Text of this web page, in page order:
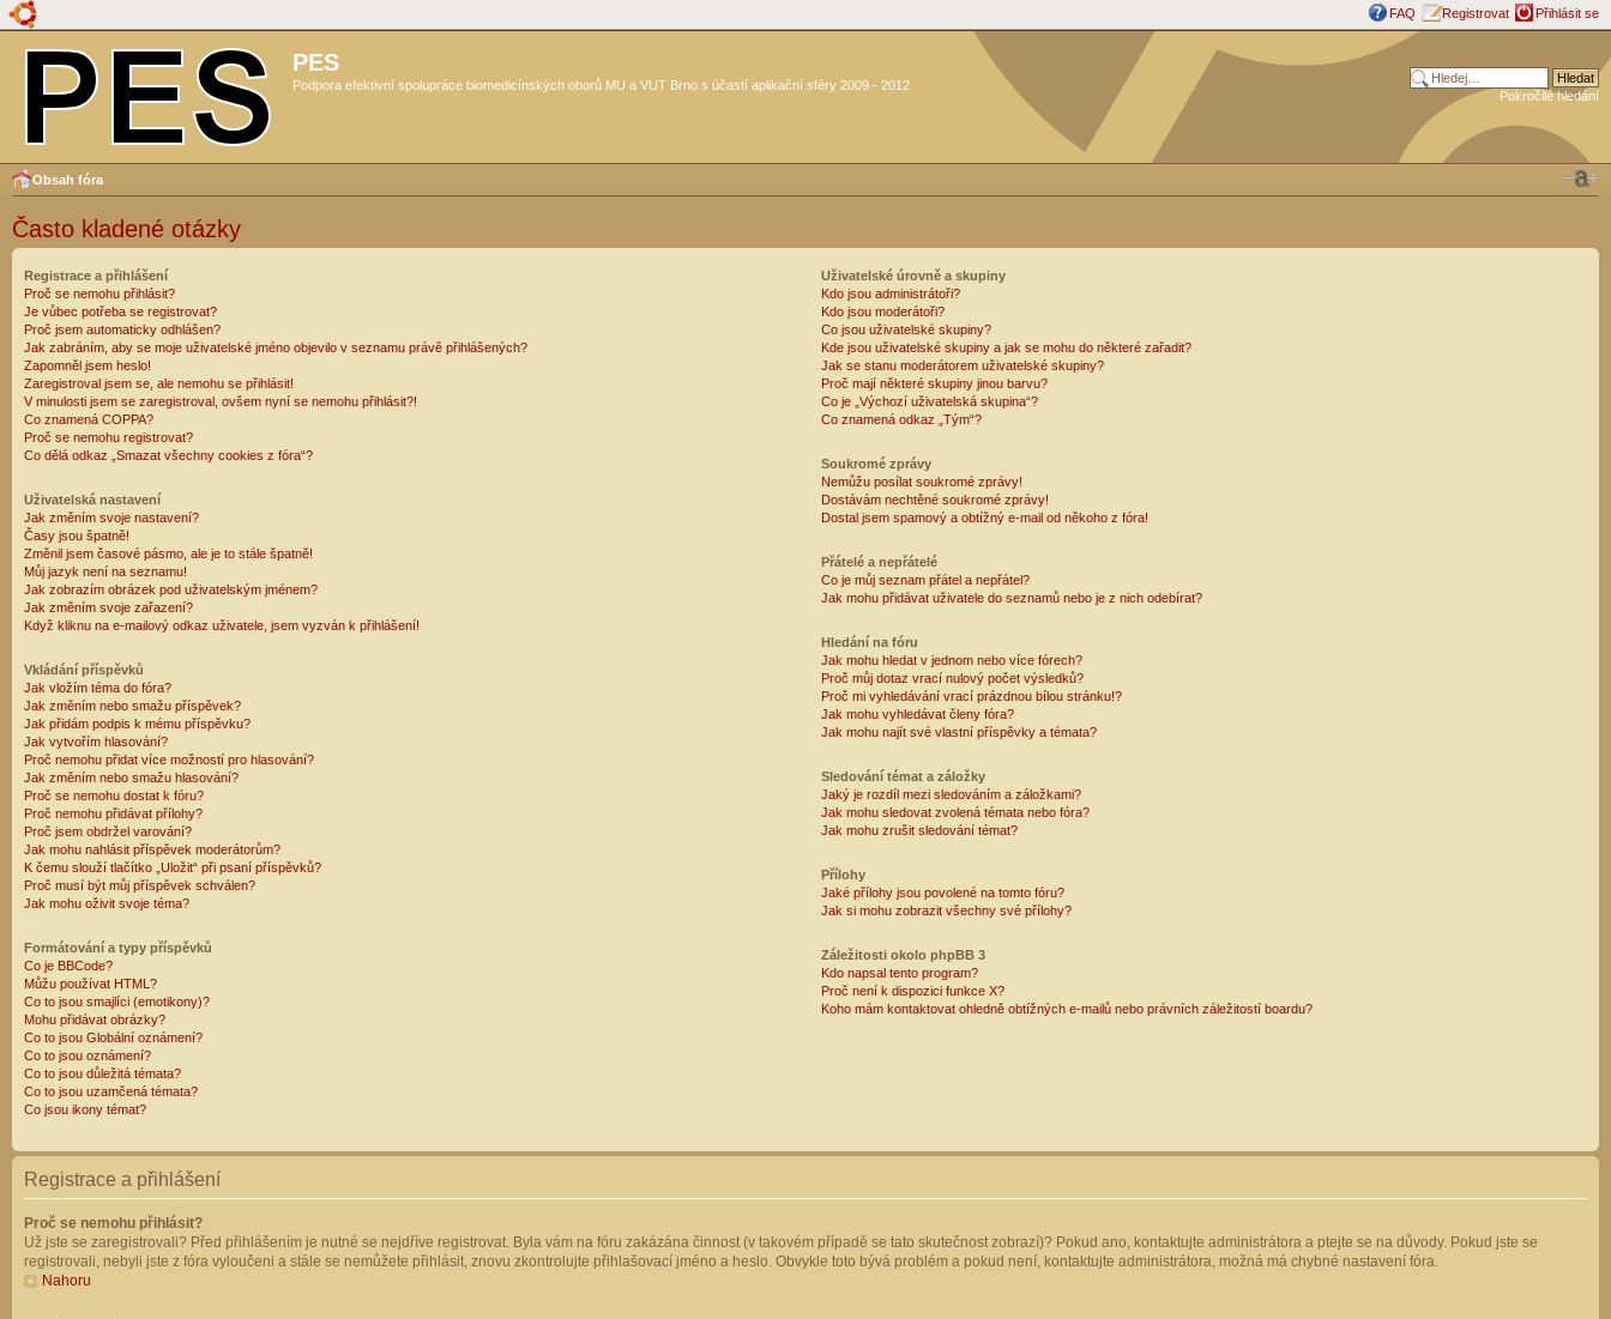
FAQ Registrovat Přihlásit se
PES
Podpora efektivní spolupráce biomedicínských oborů MU a VUT Brno s účastí aplikační sféry 2009 - 2012
Pokročilé hledání
Obsah fóra
Často kladené otázky
Registrace a přihlášení
Proč se nemohu přihlásit?
Je vůbec potřeba se registrovat?
Proč jsem automaticky odhlášen?
Jak zabráním, aby se moje uživatelské jméno objevilo v seznamu právě přihlášených?
Zapomněl jsem heslo!
Zaregistroval jsem se, ale nemohu se přihlásit!
V minulosti jsem se zaregistroval, ovšem nyní se nemohu přihlásit?!
Co znamená COPPA?
Proč se nemohu registrovat?
Co dělá odkaz „Smazat všechny cookies z fóra“?
Uživatelská nastavení
Jak změním svoje nastavení?
Časy jsou špatně!
Změnil jsem časové pásmo, ale je to stále špatně!
Můj jazyk není na seznamu!
Jak zobrazím obrázek pod uživatelským jménem?
Jak změním svoje zařazení?
Když kliknu na e-mailový odkaz uživatele, jsem vyzván k přihlášení!
Vkládání příspěvků
Jak vložím téma do fóra?
Jak změním nebo smažu příspěvek?
Jak přidám podpis k mému příspěvku?
Jak vytvořím hlasování?
Proč nemohu přidat více možností pro hlasování?
Jak změním nebo smažu hlasování?
Proč se nemohu dostat k fóru?
Proč nemohu přidávat přílohy?
Proč jsem obdržel varování?
Jak mohu nahlásit příspěvek moderátorům?
K čemu slouží tlačítko „Uložit“ při psaní příspěvků?
Proč musí být můj příspěvek schválen?
Jak mohu oživit svoje téma?
Formátování a typy příspěvků
Co je BBCode?
Můžu používat HTML?
Co to jsou smajlíci (emotikony)?
Mohu přidávat obrázky?
Co to jsou Globální oznámení?
Co to jsou oznámení?
Co to jsou důležitá témata?
Co to jsou uzamčená témata?
Co jsou ikony témat?
Uživatelské úrovně a skupiny
Kdo jsou administrátoři?
Kdo jsou moderátoři?
Co jsou uživatelské skupiny?
Kde jsou uživatelské skupiny a jak se mohu do některé zařadit?
Jak se stanu moderátorem uživatelské skupiny?
Proč mají některé skupiny jinou barvu?
Co je „Výchozí uživatelská skupina“?
Co znamená odkaz „Tým“?
Soukromé zprávy
Nemůžu posílat soukromé zprávy!
Dostávám nechtěné soukromé zprávy!
Dostal jsem spamový a obtížný e-mail od někoho z fóra!
Přátelé a nepřátelé
Co je můj seznam přátel a nepřátel?
Jak mohu přidávat uživatele do seznamů nebo je z nich odebírat?
Hledání na fóru
Jak mohu hledat v jednom nebo více fórech?
Proč můj dotaz vrací nulový počet výsledků?
Proč mi vyhledávání vrací prázdnou bílou stránku!?
Jak mohu vyhledávat členy fóra?
Jak mohu najít své vlastní příspěvky a témata?
Sledování témat a záložky
Jaký je rozdíl mezi sledováním a záložkami?
Jak mohu sledovat zvolená témata nebo fóra?
Jak mohu zrušit sledování témat?
Přílohy
Jaké přílohy jsou povolené na tomto fóru?
Jak si mohu zobrazit všechny své přílohy?
Záležitosti okolo phpBB 3
Kdo napsal tento program?
Proč není k dispozici funkce X?
Koho mám kontaktovat ohledně obtížných e-mailů nebo právních záležitostí boardu?
Registrace a přihlášení
Proč se nemohu přihlásit?
Už jste se zaregistrovali? Před přihlášením je nutné se nejdříve registrovat. Byla vám na fóru zakázána činnost (v takovém případě se tato skutečnost zobrazí)? Pokud ano, kontaktujte administrátora a ptejte se na důvody. Pokud jste se
registrovali, nebyli jste z fóra vyloučeni a stále se nemůžete přihlásit, znovu zkontrolujte přihlašovací jméno a heslo. Obvykle toto bývá problém a pokud není, kontaktujte administrátora, možná má chybné nastavení fóra.
Nahoru